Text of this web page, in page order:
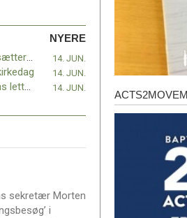
NYERE
Retssag mod dansk statsborger fortsætter i Rwanda 14. JUN.
14. JUN.
Musikgudstjeneste stemt i sommerens lette og lyse grundtone 14. JUN.
sekretær Morten
i
Acts2Movement